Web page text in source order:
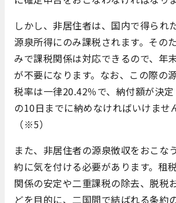
しかし、非居住者は、国内で得られ
源泉所得にのみ課税されます。その
みで課税関係は対応できるので、年
が不要になります。なお、この際の
税率は一律20.42％で、納付額が決
の10日までに納めなければいけませ
（※5）
また、非居住者の源泉徴収をおこな
約に気を付ける必要があります。租
関係の安定や二重課税の除去、脱税
どを目的に、二国間で結ばれる条約